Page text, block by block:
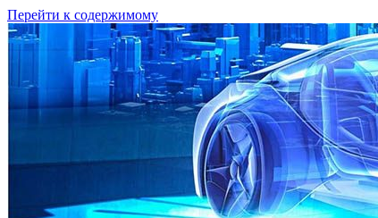
Перейти к содержимому